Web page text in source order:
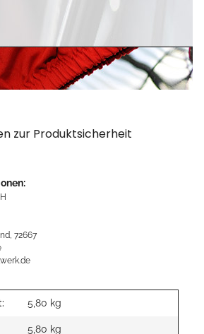
zur Produktsicherheit
72667
5,80 kg
5,80 kg